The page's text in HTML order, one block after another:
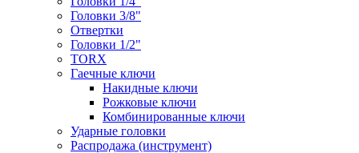
Головки 3/8"
Отвертки
Головки 1/2"
TORX
Гаечные ключи
Накидные ключи
Рожковые ключи
Комбинированные ключи
Ударные головки
Распродажа (инструмент)